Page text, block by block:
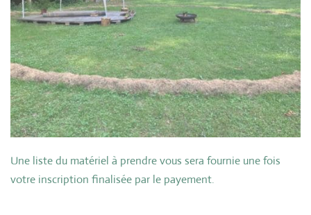
Une liste du matériel à prendre vous sera fournie une fois
votre inscription finalisée par le payement.